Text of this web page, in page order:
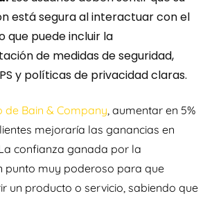
está segura al interactuar con el
que puede incluir la
de medidas de seguridad,
y políticas de privacidad claras.
de Bain & Company, aumentar en 5%
mejoraría las ganancias en
confianza ganada por la
punto muy poderoso para que
un producto o servicio, sabiendo que